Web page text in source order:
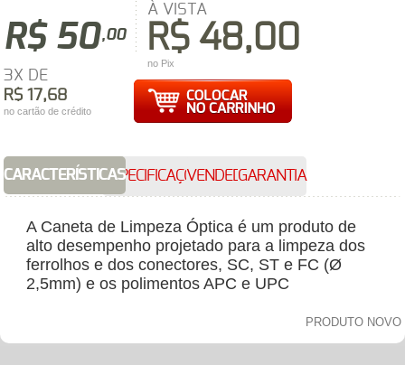
R$ 50,00
À VISTA
R$ 48,00
no Pix
3X DE
R$ 17,68
no cartão de crédito
CARACTERÍSTICASESPECIFICAÇÕESVENDEDORGARANTIA
A Caneta de Limpeza Óptica é um produto de
alto desempenho projetado para a limpeza dos
ferrolhos e dos conectores, SC, ST e FC (Ø
2,5mm) e os polimentos APC e UPC
PRODUTO NOVO